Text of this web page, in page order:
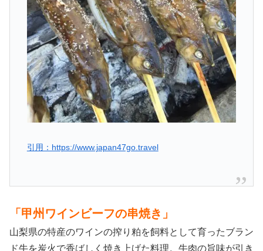
引用：https://www.japan47go.travel
「甲州ワインビーフの串焼き」
山梨県の特産のワインの搾り粕を飼料として育ったブラン
ド牛を炭火で香ばしく焼き上げた料理。牛肉の旨味が引き